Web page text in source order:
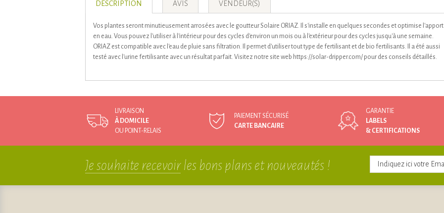
DESCRIPTION AVIS VENDEUR(S)
Vos plantes seront minutieusement arrosées avec le goutteur Solaire ORIAZ. Il s'installe en quelques secondes et optimise l'apport
en eau. Vous pouvez l'utiliser à l'intérieur pour des cycles d'environ un mois ou à l'extérieur pour des cycles jusqu'à une semaine.
ORIAZ est compatible avec l'eau de pluie sans filtration. Il permet d'utiliser tout type de fertilisant et de bio fertilisants. Il a été aussi
testé avec l'urine fertilisante avec un résultat parfait. Visitez notre site web https://solar-dripper.com/ pour des conseils détaillés.
LIVRAISON
À DOMICILE
OU POINT-RELAIS
PAIEMENT SÉCURISÉ
CARTE BANCAIRE
GARANTIE
LABELS
& CERTIFICATIONS
Je souhaite recevoirles bons plans et nouveautés !